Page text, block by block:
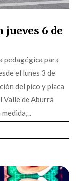
jueves 6 de
pedagógica para
el lunes 3 de
del pico y placa
Valle de Aburrá